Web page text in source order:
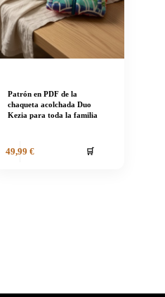
Patrón en PDF de la
chaqueta acolchada Duo
Kezia para toda la familia
49,99 € 🛒